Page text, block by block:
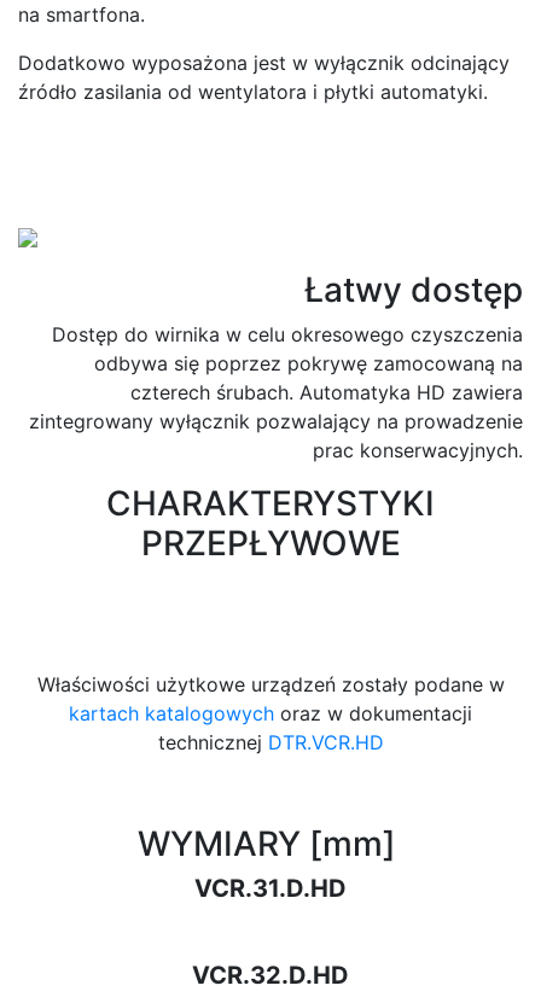
na smartfona.
Dodatkowo wyposażona jest w wyłącznik odcinający
źródło zasilania od wentylatora i płytki automatyki.
Łatwy dostęp
Dostęp do wirnika w celu okresowego czyszczenia
odbywa się poprzez pokrywę zamocowaną na
czterech śrubach. Automatyka HD zawiera
zintegrowany wyłącznik pozwalający na prowadzenie
prac konserwacyjnych.
CHARAKTERYSTYKI
PRZEPŁYWOWE
Właściwości użytkowe urządzeń zostały podane w
kartach katalogowych oraz w dokumentacji
technicznej DTR.VCR.HD
WYMIARY [mm]
VCR.31.D.HD
VCR.32.D.HD